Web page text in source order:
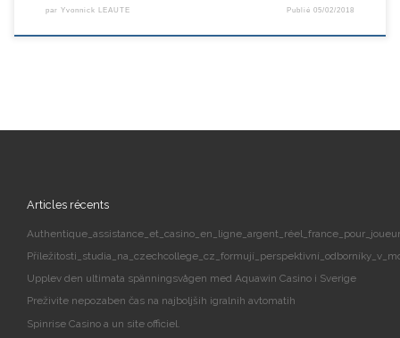
par Yvonnick LEAUTE Publié05/02/2018
Articles récents
Upplev den ultimata spänningsvågen med Aquawin Casino i Sverige
Preživite nepozaben čas na najboljših igralnih avtomatih
Spinrise Casino a un site officiel.